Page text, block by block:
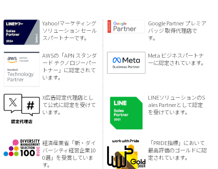
Yahoo!マーケティング
ソリューション セール
スパートナーです。
Google Partner プレミア
バッジ 取得代理店で
す。
AWSの「APN スタンダ
ード テクノロジーパー
トナー」に認定されて
います。
Meta ビジネスパートナ
ーに認定されています。
X広告認定代理店とし
て公式に認定を受けて
います。
LINEソリューションのS
ales Partnerとして認定
を受けています。
経済産業省「新・ダイ
バーシティ経営企業10
0選」を受賞していま
す。
「PRIDE指標」において
最高評価のゴールドに認
定されています。